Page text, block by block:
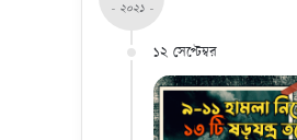
- ২০২১ -
১২ সেপ্টেম্বর